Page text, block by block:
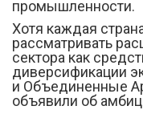
промышленности.
Хотя каждая
рассматривать
сектора как
диверсификации
и Объединенные
объявили об